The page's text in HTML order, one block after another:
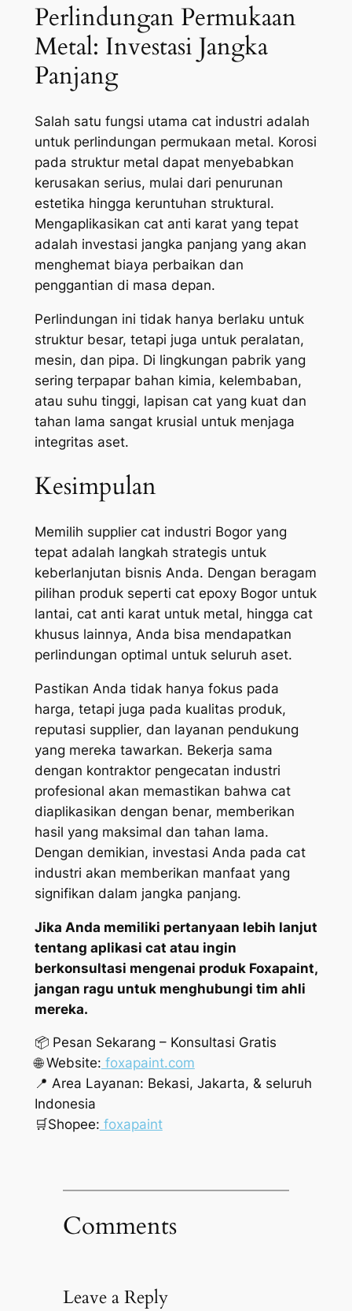
Perlindungan Permukaan
Metal: Investasi Jangka
Panjang
Salah satu fungsi utama cat industri adalah
untuk perlindungan permukaan metal. Korosi
pada struktur metal dapat menyebabkan
kerusakan serius, mulai dari penurunan
estetika hingga keruntuhan struktural.
Mengaplikasikan cat anti karat yang tepat
adalah investasi jangka panjang yang akan
menghemat biaya perbaikan dan
penggantian di masa depan.
Perlindungan ini tidak hanya berlaku untuk
struktur besar, tetapi juga untuk peralatan,
mesin, dan pipa. Di lingkungan pabrik yang
sering terpapar bahan kimia, kelembaban,
atau suhu tinggi, lapisan cat yang kuat dan
tahan lama sangat krusial untuk menjaga
integritas aset.
Kesimpulan
Memilih supplier cat industri Bogor yang
tepat adalah langkah strategis untuk
keberlanjutan bisnis Anda. Dengan beragam
pilihan produk seperti cat epoxy Bogor untuk
lantai, cat anti karat untuk metal, hingga cat
khusus lainnya, Anda bisa mendapatkan
perlindungan optimal untuk seluruh aset.
Pastikan Anda tidak hanya fokus pada
harga, tetapi juga pada kualitas produk,
reputasi supplier, dan layanan pendukung
yang mereka tawarkan. Bekerja sama
dengan kontraktor pengecatan industri
profesional akan memastikan bahwa cat
diaplikasikan dengan benar, memberikan
hasil yang maksimal dan tahan lama.
Dengan demikian, investasi Anda pada cat
industri akan memberikan manfaat yang
signifikan dalam jangka panjang.
Jika Anda memiliki pertanyaan lebih lanjut
tentang aplikasi cat atau ingin
berkonsultasi mengenai produk Foxapaint,
jangan ragu untuk menghubungi tim ahli
mereka.
📦 Pesan Sekarang – Konsultasi Gratis
🌐 Website: foxapaint.com
📍 Area Layanan: Bekasi, Jakarta, & seluruh
Indonesia
🛒Shopee: foxapaint
Comments
Leave a Reply